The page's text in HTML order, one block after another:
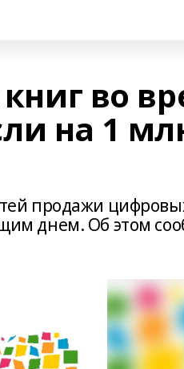
во
на 1
продажи
днем. Об этом